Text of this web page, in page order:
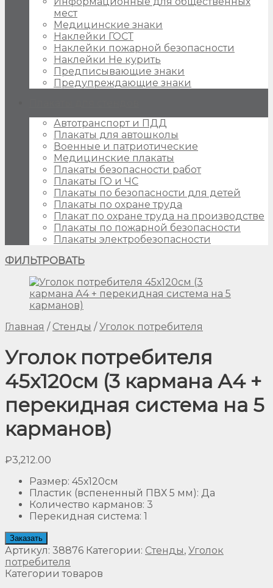
мест
Медицинские знаки
Наклейки ГОСТ
Наклейки пожарной безопасности
Наклейки Не курить
Предписывающие знаки
Предупреждающие знаки
Автотранспорт и ПДД
Плакаты для автошколы
Военные и патриотические
Медицинские плакаты
Плакаты безопасности работ
Плакаты ГО и ЧС
Плакаты по безопасности для детей
Плакаты по охране труда
Плакат по охране труда на производстве
Плакаты по пожарной безопасности
Плакаты электробезопасности
ФИЛЬТРОВАТЬ
Главная / Стенды / Уголок потребителя
Уголок потребителя
45х120см (3 кармана А4 +
перекидная система на 5
карманов)
₽3,212.00
Размер: 45х120см
Пластик (вспененный ПВХ 5 мм): Да
Количество карманов: 3
Перекидная система: 1
Заказать
Артикул: 38876 Категории: Стенды, Уголок
потребителя
Категории товаров